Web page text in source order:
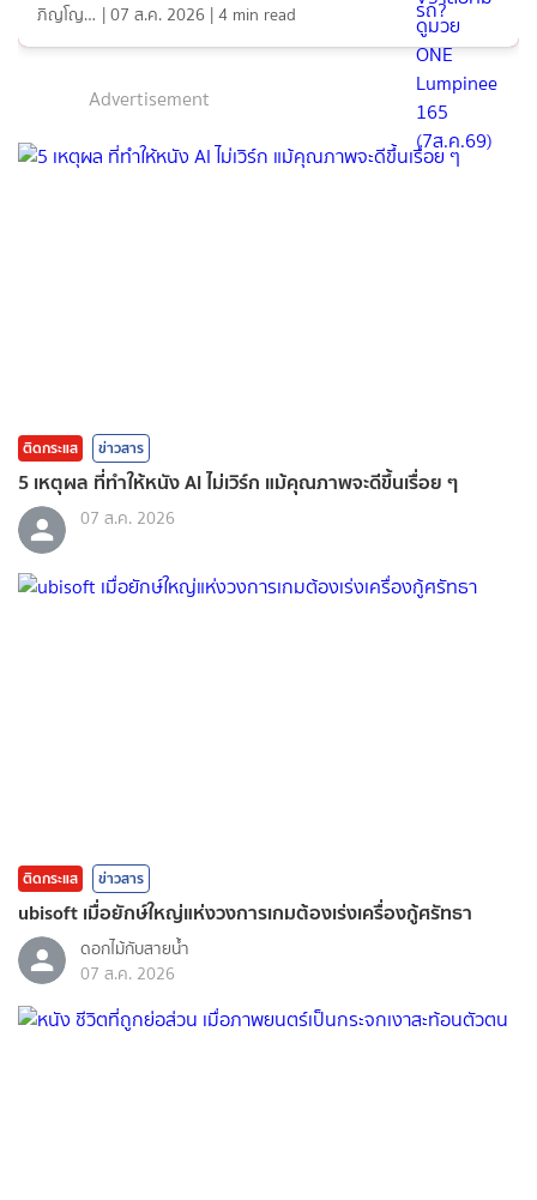
ภิญโญ ส่องแสง |07 ส.ค. 2026 |4 min read
Advertisement
ติดกระแส ข่าวสาร
5 เหตุผล ที่ทำให้หนัง AI ไม่เวิร์ก แม้คุณภาพจะดีขึ้นเรื่อย ๆ
07 ส.ค. 2026
ติดกระแส ข่าวสาร
ubisoft เมื่อยักษ์ใหญ่แห่งวงการเกมต้องเร่งเครื่องกู้ศรัทธา
ดอกไม้กับสายน้ำ
07 ส.ค. 2026